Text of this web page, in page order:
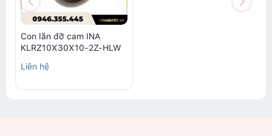
Con lăn đỡ cam INA
KLRZ10X30X10-2Z-HLW
Liên hệ